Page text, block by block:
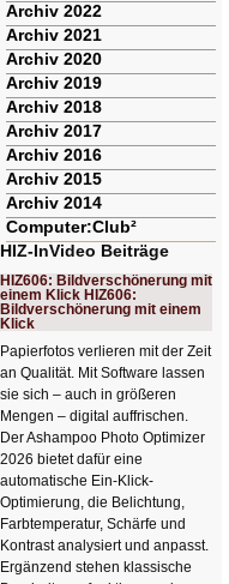
Archiv 2022
Archiv 2021
Archiv 2020
Archiv 2019
Archiv 2018
Archiv 2017
Archiv 2016
Archiv 2015
Archiv 2014
Computer:Club²
HIZ-InVideo Beiträge
HIZ606: Bildverschönerung mit
einem Klick HIZ606:
Bildverschönerung mit einem
Klick
Papierfotos verlieren mit der Zeit
an Qualität. Mit Software lassen
sie sich – auch in größeren
Mengen – digital auffrischen.
Der Ashampoo Photo Optimizer
2026 bietet dafür eine
automatische Ein-Klick-
Optimierung, die Belichtung,
Farbtemperatur, Schärfe und
Kontrast analysiert und anpasst.
Ergänzend stehen klassische